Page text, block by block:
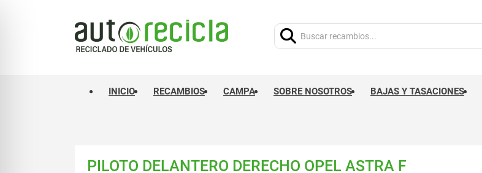
INICIO RECAMBIOS CAMPA SOBRE NOSOTROS BAJAS Y TASACIONES
PILOTO DELANTERO DERECHO OPEL ASTRA F